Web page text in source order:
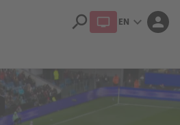
search EN expand_more person